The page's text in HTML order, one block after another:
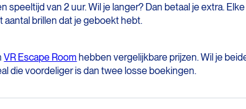
speeltijd van 2 uur. Wil je langer? Dan betaal je extra.
brillen dat je geboekt hebt.
VR Escape Room hebben vergelijkbare prijzen. Wil je
die voordeliger is dan twee losse boekingen.